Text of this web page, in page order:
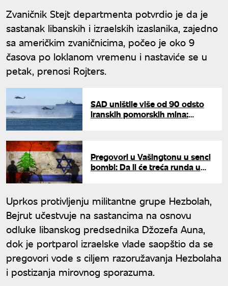
Zvaničnik Stejt departmenta potvrdio je da je
sastanak libanskih i izraelskih izaslanika, zajedno
sa američkim zvaničnicima, počeo je oko 9
časova po loklanom vremenu i nastaviće se u
petak, prenosi Rojters.
SAD uništile više od 90 odsto
iranskih pomorskih mina:
Pregovori u Vašingtonu u senci
bombi: Da li će treća runda u
Uprkos protivljenju militantne grupe Hezbolah,
Bejrut učestvuje na sastancima na osnovu
odluke libanskog predsednika Džozefa Auna,
dok je portparol izraelske vlade saopštio da se
pregovori vode s ciljem razoružavanja Hezbolaha
i postizanja mirovnog sporazuma.